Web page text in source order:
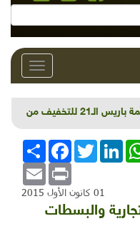
Toggle
لا توقعات إيجابية من قمة باريس الـ21 للتخفيف من
انشر
FacebookTwitterLinkedIn
Email Print
01 كانون الأول 2015
والبسطات